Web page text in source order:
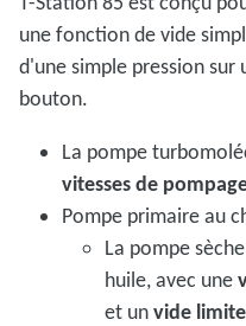
une fonction de vide
d'une simple pression sur
bouton.
La pompe
vitesses de
Pompe primaire au
La pompe
huile, avec une
et unvide